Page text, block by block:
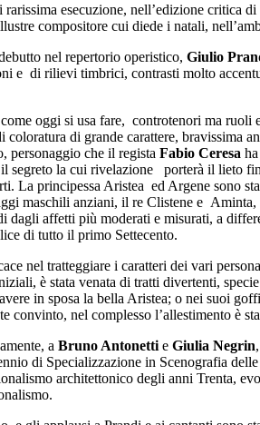
esecuzione, nell’edizione critica
compositore cui diede i natali,
nel repertorio operistico, Giulio
e di rilievi timbrici, contrasti molto
oggi si usa fare, controtenori ma
coloratura di grande carattere, bravissima
personaggio che il regista Fabio Ceresa
segreto la cui rivelazione porterà il lieto
La principessa Aristea ed Argene sono
maschili anziani, il re Clistene e
dagli affetti più moderati e misurati, a
di tutto il primo Settecento.
nel tratteggiare i caratteri dei vari
è stata venata di tratti divertenti,
in sposa la bella Aristea; o nei suoi
convinto, nel complesso l’allestimento è
a Bruno Antonetti e Giulia Negrin
di Specializzazione in Scenografia
architettonico degli anni Trenta,